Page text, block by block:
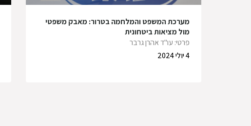
מערכת המשפט והמלחמה בטרור: מאבק משפטי
מול מציאות ביטחונית
פרטי: עו"ד אהרן גרבר
4 יולי 2024